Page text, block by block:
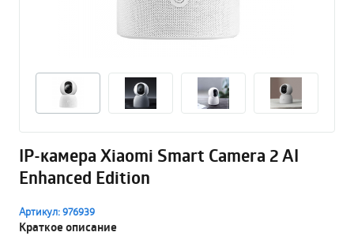
IP-камера Xiaomi Smart Camera 2 AI
Enhanced Edition
Артикул: 976939
Краткое описание